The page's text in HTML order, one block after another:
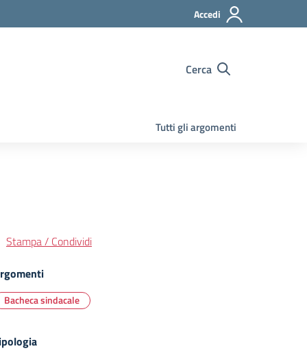
Accedi
Cerca
Tutti gli argomenti
Stampa / Condividi
Bacheca sindacale